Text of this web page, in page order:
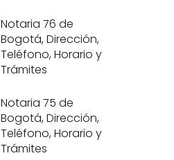
Notaria 76 de
Bogotá, Dirección,
Teléfono, Horario y
Trámites
Notaria 75 de
Bogotá, Dirección,
Teléfono, Horario y
Trámites